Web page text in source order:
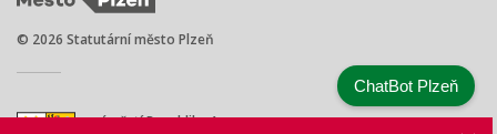
© 2026 Statutární město Plzeň
náměstí Republiky 1
ChatBot Plzeň